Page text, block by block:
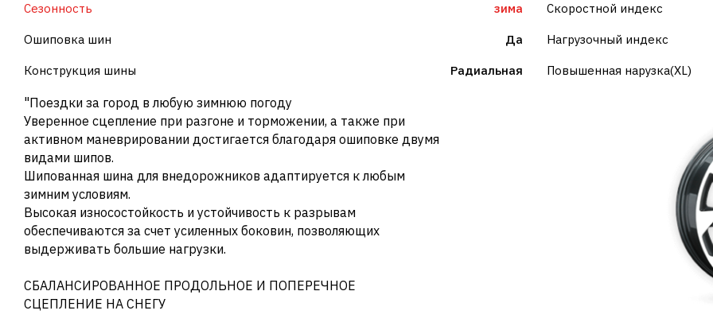
Сезонность зима
Ошиповка шин Да
Конструкция шины Радиальная
Скоростной индекс
Нагрузочный индекс
Повышенная нарузка(XL)
"Поездки за город в любую зимнюю погоду
Уверенное сцепление при разгоне и торможении, а также при
активном маневрировании достигается благодаря ошиповке двумя
видами шипов.
Шипованная шина для внедорожников адаптируется к любым
зимним условиям.
Высокая износостойкость и устойчивость к разрывам
обеспечиваются за счет усиленных боковин, позволяющих
выдерживать большие нагрузки.
СБАЛАНСИРОВАННОЕ ПРОДОЛЬНОЕ И ПОПЕРЕЧНОЕ
СЦЕПЛЕНИЕ НА СНЕГУ